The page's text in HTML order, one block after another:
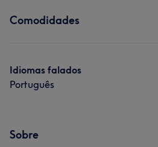
Comodidades
Idiomas falados
Português
Sobre